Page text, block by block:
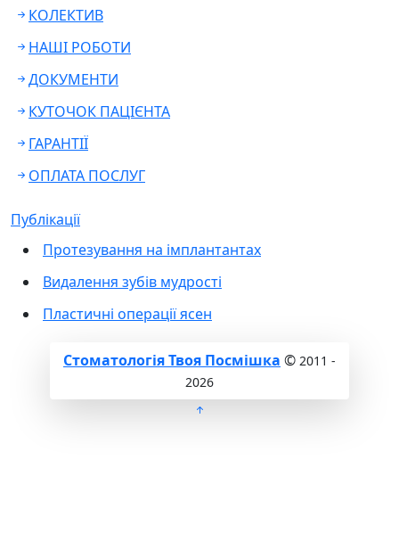
КОЛЕКТИВ
НАШІ РОБОТИ
ДОКУМЕНТИ
КУТОЧОК ПАЦІЄНТА
ГАРАНТІЇ
ОПЛАТА ПОСЛУГ
Публікації
Протезування на імплантантах
Видалення зубів мудрості
Пластичні операції ясен
Стоматологія Твоя Посмішка © 2011 -
2026